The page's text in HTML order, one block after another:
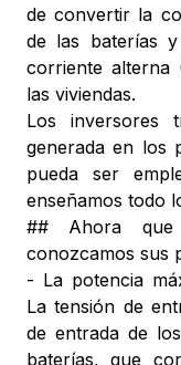
de convertir la
de las baterías
corriente alterna
las viviendas.
Los inversores
generada en los
pueda ser
enseñamos todo
## Ahora
conozcamos sus
- La potencia
La tensión de
de entrada de
baterías, que